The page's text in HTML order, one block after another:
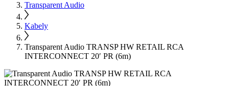
Transparent Audio
Kabely
Transparent Audio TRANSP HW RETAIL RCA
INTERCONNECT 20′ PR (6m)